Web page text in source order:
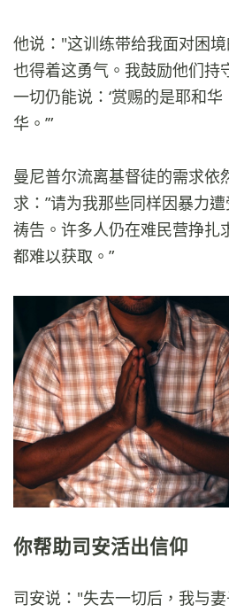
他说："这训练带给我面对困
也得着这勇气。我鼓励他们持
一切仍能说：‘赏赐的是耶和
华。’”
曼尼普尔流离基督徒的需求依
求：”请为我那些同样因暴力
祷告。许多人仍在难民营挣扎
都难以获取。”
你帮助司安活出信仰
司安说："失去一切后，我与